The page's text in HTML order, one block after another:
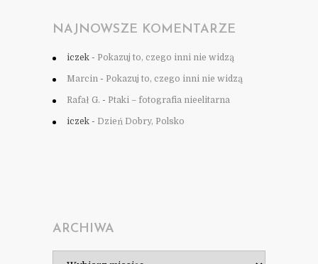
NAJNOWSZE KOMENTARZE
iczek - Pokazuj to, czego inni nie widzą
Marcin - Pokazuj to, czego inni nie widzą
Rafał G. - Ptaki – fotografia nieelitarna
iczek - Dzień Dobry, Polsko
ARCHIWA